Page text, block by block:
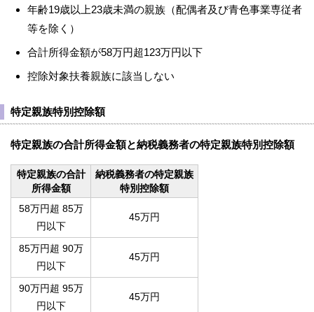
年齢19歳以上23歳未満の親族（配偶者及び青色事業専従者
等を除く）
合計所得金額が58万円超123万円以下
控除対象扶養親族に該当しない
特定親族特別控除額
特定親族の合計所得金額と納税義務者の特定親族特別控除額
特定親族の合計
所得金額
納税義務者の特定親族
特別控除額
58万円超 85万
円以下
45万円
85万円超 90万
円以下
45万円
90万円超 95万
円以下
45万円